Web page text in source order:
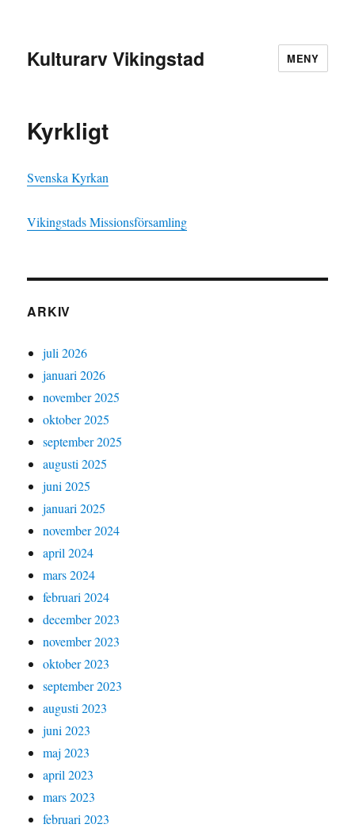
Kulturarv Vikingstad MENY
Kyrkligt
Svenska Kyrkan
Vikingstads Missionsförsamling
ARKIV
juli 2026
januari 2026
november 2025
oktober 2025
september 2025
augusti 2025
juni 2025
januari 2025
november 2024
april 2024
mars 2024
februari 2024
december 2023
november 2023
oktober 2023
september 2023
augusti 2023
juni 2023
maj 2023
april 2023
mars 2023
februari 2023